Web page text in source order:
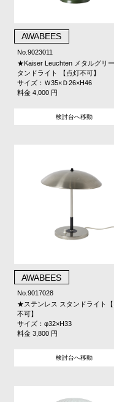
AWABEES
No.9023011
★Kaiser Leuchten メタルグリ
タンドライト 【点灯不可】
サイズ：Ｗ35×Ｄ26×H46
料金 4,000 円
検討台へ移動
AWABEES
No.9017028
★ステンレス スタンドライト
不可】
サイズ：φ32×H33
料金 3,800 円
検討台へ移動